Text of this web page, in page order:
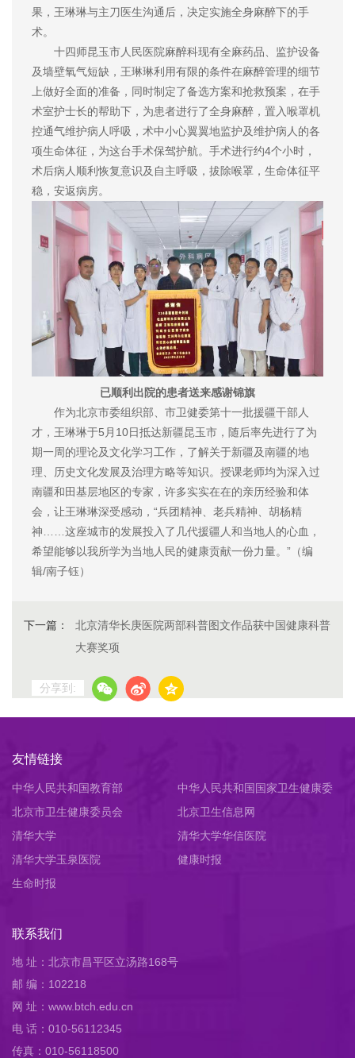
果，王琳琳与主刀医生沟通后，决定实施全身麻醉下的手
术。
十四师昆玉市人民医院麻醉科现有全麻药品、监护设备
及墙壁氧气短缺，王琳琳利用有限的条件在麻醉管理的细节
上做好全面的准备，同时制定了备选方案和抢救预案，在手
术室护士长的帮助下，为患者进行了全身麻醉，置入喉罩机
控通气维护病人呼吸，术中小心翼翼地监护及维护病人的各
项生命体征，为这台手术保驾护航。手术进行约4个小时，
术后病人顺利恢复意识及自主呼吸，拔除喉罩，生命体征平
稳，安返病房。
已顺利出院的患者送来感谢锦旗
作为北京市委组织部、市卫健委第十一批援疆干部人
才，王琳琳于5月10日抵达新疆昆玉市，随后率先进行了为
期一周的理论及文化学习工作，了解关于新疆及南疆的地
理、历史文化发展及治理方略等知识。授课老师均为深入过
南疆和田基层地区的专家，许多实实在在的亲历经验和体
会，让王琳琳深受感动，“兵团精神、老兵精神、胡杨精
神……这座城市的发展投入了几代援疆人和当地人的心血，
希望能够以我所学为当地人民的健康贡献一份力量。”（编
辑/南子钰）
下一篇：
北京清华长庚医院两部科普图文作品获中国健康科普
大赛奖项
分享到:
友情链接
中华人民共和国教育部
中华人民共和国国家卫生健康委
员会
北京市卫生健康委员会
北京卫生信息网
清华大学
清华大学华信医院
清华大学玉泉医院
健康时报
生命时报
联系我们
地 址：北京市昌平区立汤路168号
邮 编：102218
网 址：www.btch.edu.cn
电 话：010-56112345
传真：010-56118500